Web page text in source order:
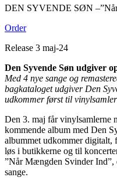
DEN SYVENDE SØN
Order
Release 3 maj-24
Den Syvende Søn udgiver
Med 4 nye sange og
bagkataloget udgiver Den
udkommer først til
Den 3. maj får vinylsamlerne
kommende album med Den
albummet udkommer digitalt,
løs i butikkerne og til
”Når Mængden Svinder Ind”,
sange.